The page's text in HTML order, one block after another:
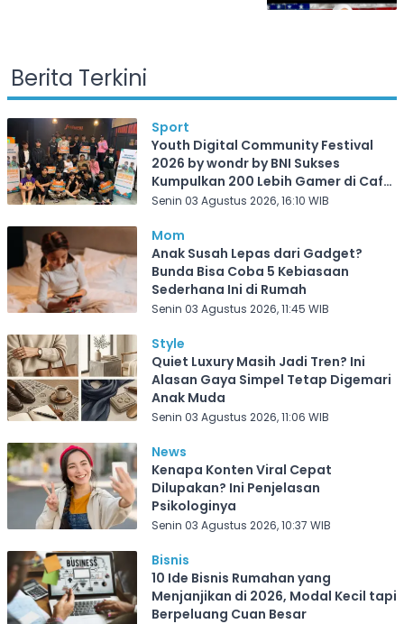
Berita Terkini
Sport
Youth Digital Community Festival
2026 by wondr by BNI Sukses
Kumpulkan 200 Lebih Gamer di Cafe
Frekuensi Depok
Senin 03 Agustus 2026, 16:10 WIB
Mom
Anak Susah Lepas dari Gadget?
Bunda Bisa Coba 5 Kebiasaan
Sederhana Ini di Rumah
Senin 03 Agustus 2026, 11:45 WIB
Style
Quiet Luxury Masih Jadi Tren? Ini
Alasan Gaya Simpel Tetap Digemari
Anak Muda
Senin 03 Agustus 2026, 11:06 WIB
News
Kenapa Konten Viral Cepat
Dilupakan? Ini Penjelasan
Psikologinya
Senin 03 Agustus 2026, 10:37 WIB
Bisnis
10 Ide Bisnis Rumahan yang
Menjanjikan di 2026, Modal Kecil tapi
Berpeluang Cuan Besar